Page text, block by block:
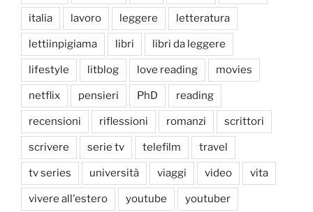
italia lavoro leggere letteratura
lettiinpigiama libri libri da leggere
lifestyle litblog love reading movies
netflix pensieri PhD reading
recensioni riflessioni romanzi scrittori
scrivere serie tv telefilm travel
tv series università viaggi video vita
vivere all'estero youtube youtuber